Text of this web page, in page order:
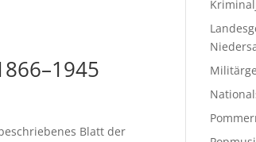
Blatt der